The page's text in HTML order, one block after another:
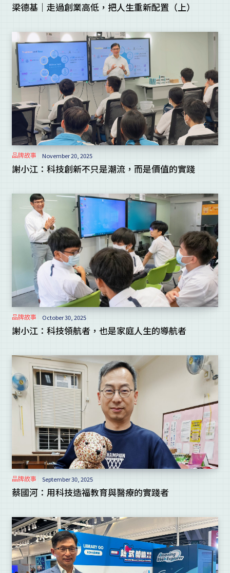
梁德基｜走過創業高低，把人生重新配置（上）
品牌故事 November 20, 2025
謝小江：科技創新不只是潮流，而是價值的實踐
品牌故事 October 30, 2025
謝小江：科技領航者，也是家庭人生的導航者
品牌故事 September 30, 2025
蔡國河：用科技造福教育與醫療的實踐者